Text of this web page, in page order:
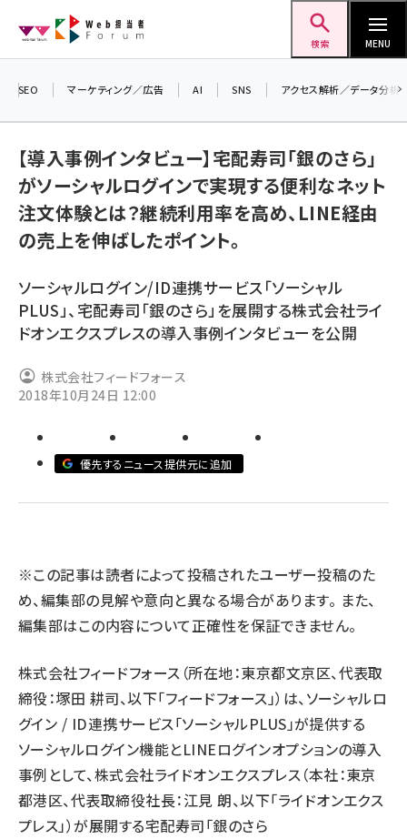
ン
検索 MENU
seo (3526)
ai (2807)
note (2312)
セミナー (2307)
z世代 (1622)
meo (1275)
llmo (1163)
SEO マーケティング／広告 AI SNS アクセス解析／データ分析
【導入事例インタビュー】宅配寿司「銀のさら」
がソーシャルログインで実現する便利なネット
注文体験とは？継続利用率を高め、LINE経由
の売上を伸ばしたポイント。
ソーシャルログイン/ID連携サービス「ソーシャル
PLUS」、宅配寿司「銀のさら」を展開する株式会社ライ
ドオンエクスプレスの導入事例インタビューを公開
株式会社フィードフォース
2018年10月24日 12:00
優先するニュース提供元に追加
※この記事は読者によって投稿されたユーザー投稿のた
め、編集部の見解や意向と異なる場合があります。 また、
編集部はこの内容について正確性を保証できません。
株式会社フィードフォース（所在地：東京都文京区、代表取
締役：塚田 耕司、以下「フィードフォース」）は、ソーシャルロ
グイン / ID連携サービス「ソーシャルPLUS」が提供する
ソーシャルログイン機能とLINEログインオプションの導入
事例として、株式会社ライドオンエクスプレス（本社：東京
都港区、代表取締役社長：江見 朗、以下「ライドオンエクス
プレス」）が展開する宅配寿司「銀のさら